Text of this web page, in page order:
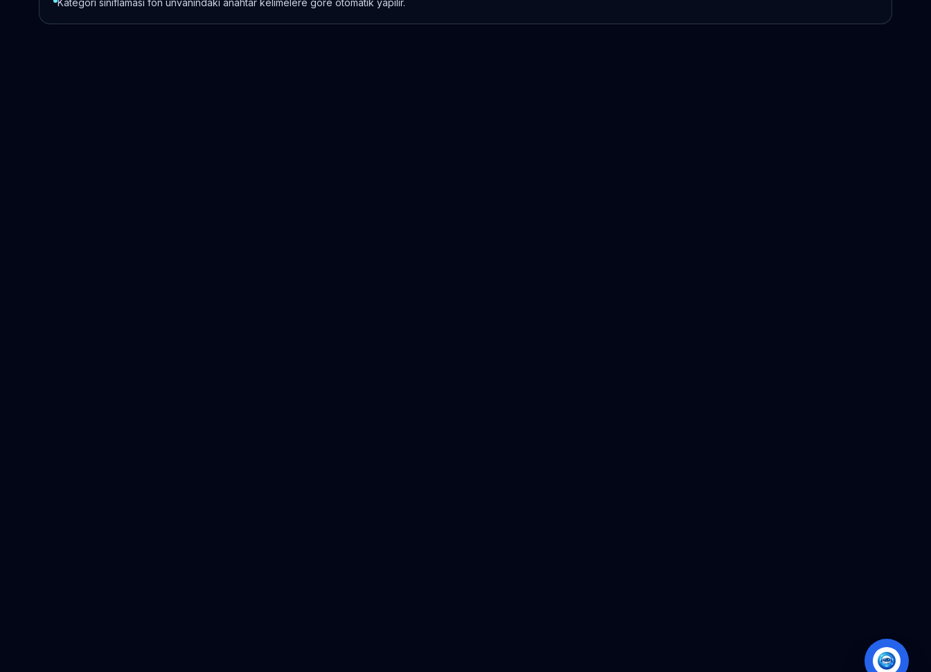
Kategori sınıflaması fon unvanındaki anahtar kelimelere göre otomatik yapılır.